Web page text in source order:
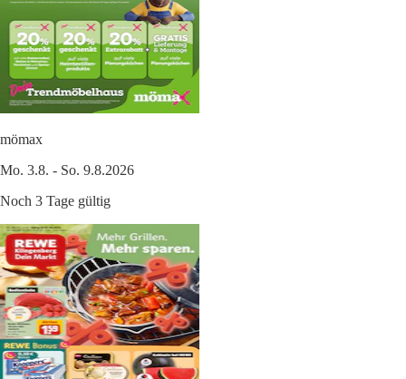
mömax
Mo. 3.8. - So. 9.8.2026
Noch 3 Tage gültig